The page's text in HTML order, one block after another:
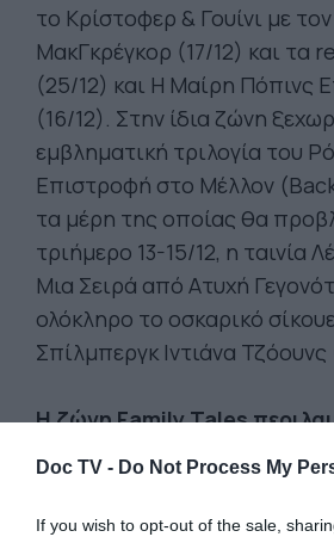
Doc TV - Do Not Process My
If you wish to opt-out of the sale,
το Κρίστοφερ & Γουίνι με
ΜακΓκρέγκορ (17/12) και τα
(25/12) και Η Μαίρη Πόπινς
(16/12). Στην ίδια ζώνη
εμβληματική τριλογία του
Επιστροφή στο Μέλλον
τα μέρη της οποίας θα
τριήμερο 13-15/12, η ταινία
Μια Σειρά από Ατυχή
ολόκληρο το οσκαρικό
Σπίλμπεργκ Ιντιάνα
Η ζώνη Family Tales
κινουμένων σχεδίων -όλες σε
Αυτοκίνητα (12/12),